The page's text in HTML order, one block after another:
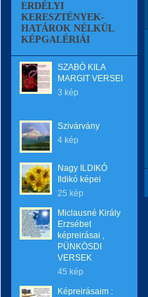
ERDÉLYI
KERESZTÉNYEK-
HATÁROK NÉLKÜL
KÉPGALÉRIÁI
SZABÓ KILA
MARGIT VERSEI
3 kép
Szivárvány
4 kép
Nagy ILDIKÓ
Ildikó képei
25 kép
Miclausné Király
Erzsébet
képreirásai ,
PÜNKÖSDI
VERSEK
45 kép
Képreirásaim :